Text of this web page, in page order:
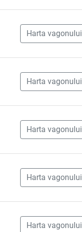
Harta vagonului
Harta vagonului
Harta vagonului
Harta vagonului
Harta vagonului